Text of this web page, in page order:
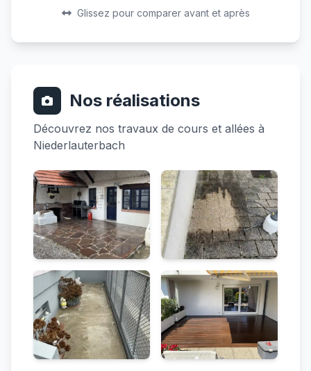
Avant
Après
Glissez pour comparer avant et après
Nos réalisations
Découvrez nos travaux de cours et allées à
Niederlauterbach